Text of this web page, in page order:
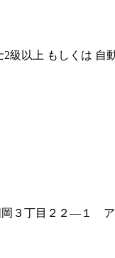
2級以上 もしくは
岡３丁目２２―１ ア